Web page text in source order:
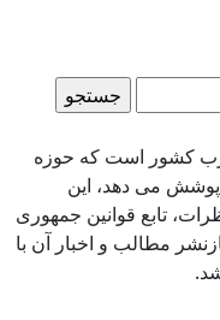
کشور است که حوزه
می دهد، این
تابع قوانین جمهوری
مطالب و اخبار آن با